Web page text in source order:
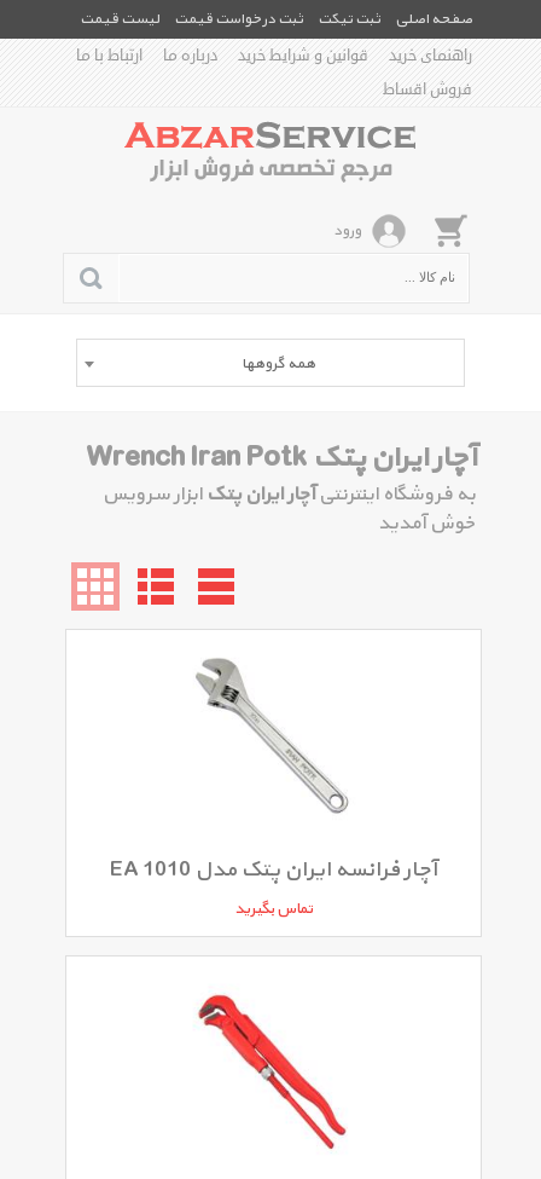
صفحه اصلی ثبت تیکت ثبت درخواست قیمت
لیست قیمت
راهنمای خرید
قوانین و شرایط خرید درباره ما
ارتباط با ما
فروش اقساط
ورود
همه گروهها
آچار ایران پتک Wrench Iran Potk
به فروشگاه اینترنتیآچار ایران پتک ابزار سرویس
خوش آمدید
آچار فرانسه ایران پتک مدل EA 1010
تماس بگیرید